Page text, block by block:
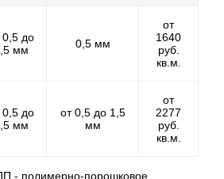
0,5 до
мм
0,5 мм
от
1640
руб.
кв.м.
0,5 до
мм
от 0,5 до 1,5
мм
от
2277
руб.
кв.м.
- полимерно-порошковое